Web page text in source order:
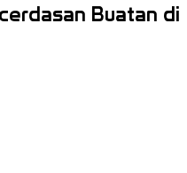
Buatan di